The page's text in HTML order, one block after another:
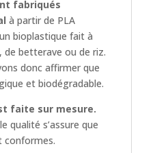
fabriqués
à partir de PLA
bioplastique fait à
de betterave ou de riz.
donc affirmer que
et biodégradable.
faite sur mesure.
qualité s’assure que
conformes.